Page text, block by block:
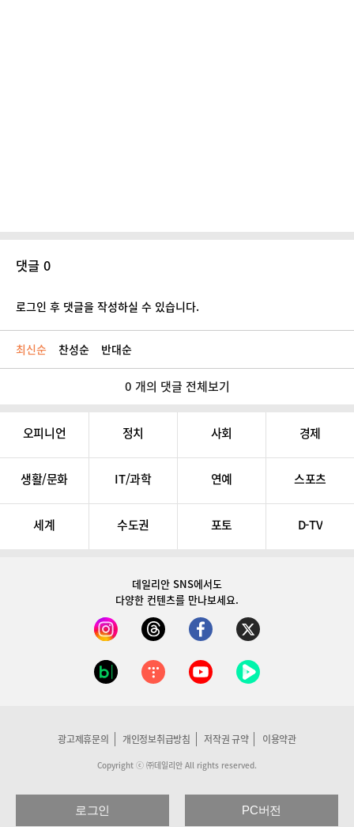
댓글 0
로그인 후 댓글을 작성하실 수 있습니다.
최신순 찬성순 반대순
0 개의 댓글 전체보기
오피니언 정치 사회 경제
생활/문화 IT/과학 연예 스포츠
세계 수도권 포토 D-TV
데일리안 SNS에서도
다양한 컨텐츠를 만나보세요.
광고제휴문의 개인정보취급방침 저작권 규약 이용약관
Copyright ⓒ ㈜데일리안 All rights reserved.
로그인 PC버전